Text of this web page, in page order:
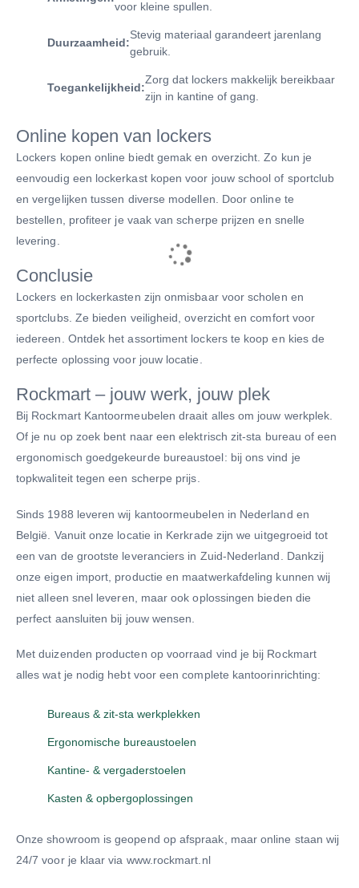
voor kleine spullen.
Duurzaamheid:
Stevig materiaal garandeert jarenlang
gebruik.
Toegankelijkheid:
Zorg dat lockers makkelijk bereikbaar
zijn in kantine of gang.
Online kopen van lockers
Lockers kopen online biedt gemak en overzicht. Zo kun je
eenvoudig een lockerkast kopen voor jouw school of sportclub
en vergelijken tussen diverse modellen. Door online te
bestellen, profiteer je vaak van scherpe prijzen en snelle
levering.
Conclusie
Lockers en lockerkasten zijn onmisbaar voor scholen en
sportclubs. Ze bieden veiligheid, overzicht en comfort voor
iedereen. Ontdek het assortiment lockers te koop en kies de
perfecte oplossing voor jouw locatie.
Rockmart – jouw werk, jouw plek
Bij Rockmart Kantoormeubelen draait alles om jouw werkplek.
Of je nu op zoek bent naar een elektrisch zit-sta bureau of een
ergonomisch goedgekeurde bureaustoel: bij ons vind je
topkwaliteit tegen een scherpe prijs.
Sinds 1988 leveren wij kantoormeubelen in Nederland en
België. Vanuit onze locatie in Kerkrade zijn we uitgegroeid tot
een van de grootste leveranciers in Zuid-Nederland. Dankzij
onze eigen import, productie en maatwerkafdeling kunnen wij
niet alleen snel leveren, maar ook oplossingen bieden die
perfect aansluiten bij jouw wensen.
Met duizenden producten op voorraad vind je bij Rockmart
alles wat je nodig hebt voor een complete kantoorinrichting:
Bureaus & zit-sta werkplekken
Ergonomische bureaustoelen
Kantine- & vergaderstoelen
Kasten & opbergoplossingen
Onze showroom is geopend op afspraak, maar online staan wij
24/7 voor je klaar via www.rockmart.nl